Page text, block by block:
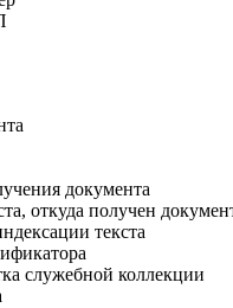
документа
откуда получен
текста
служебной коллекции